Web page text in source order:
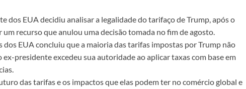
dos EUA decidiu analisar a legalidade do tarifaço de Trump, após o
recurso que anulou uma decisão tomada no fim de agosto.
dos EUA concluiu que a maioria das tarifas impostas por Trump não
presidente excedeu sua autoridade ao aplicar taxas com base em
das tarifas e os impactos que elas podem ter no comércio global e